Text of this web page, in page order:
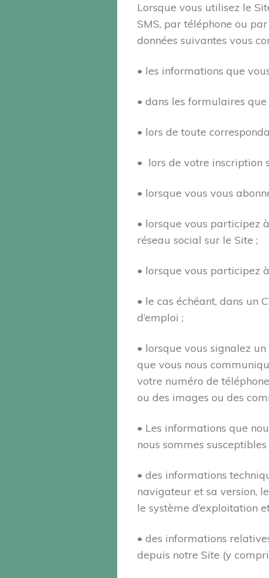
Lorsque vous utilisez le
SMS, par téléphone ou
données suivantes vous
• les informations que
• dans les formulaires
• lors de toute
• lors de votre inscription
• lorsque vous vous
• lorsque vous participez
réseau social sur le Site ;
• lorsque vous participez
• le cas échéant, dans un
d’emploi ;
• lorsque vous signalez
que vous nous
votre numéro de
ou des images ou des
• Les informations que
nous sommes
• des informations
navigateur et sa version,
le système d’exploitation
• des informations
depuis notre Site (y